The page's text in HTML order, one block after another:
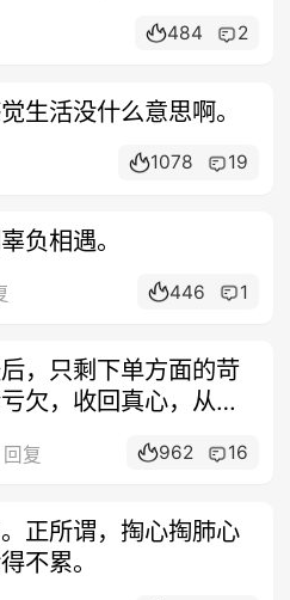
484 2
生活没什么意思啊。
1078 19
负相遇。
446 1
，只剩下单方面的苛
欠，收回真心，从此
复 962 16
正所谓，掏心掏肺心
不累。